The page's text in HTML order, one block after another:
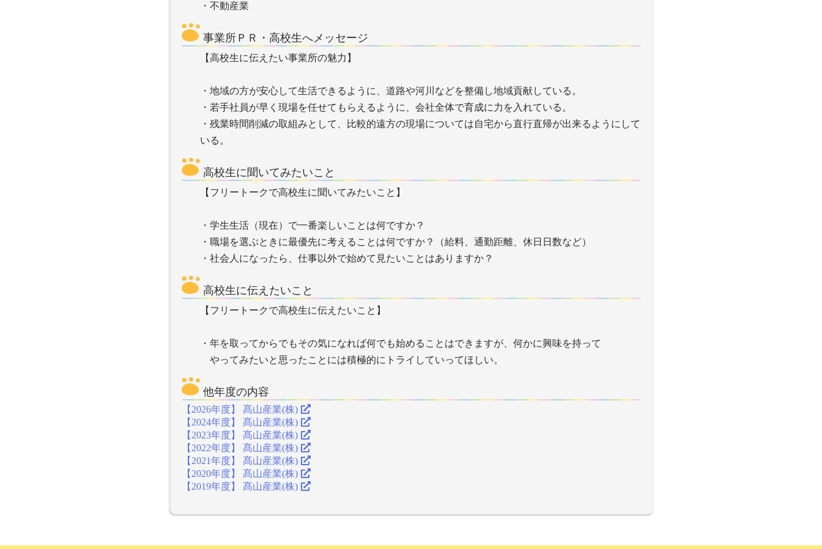
・不動産業
事業所ＰＲ・高校生へメッセージ
【高校生に伝えたい事業所の魅力】
・地域の方が安心して生活できるように、道路や河川などを整備し地域貢献している。
・若手社員が早く現場を任せてもらえるように、会社全体で育成に力を入れている。
・残業時間削減の取組みとして、比較的遠方の現場については自宅から直行直帰が出来るようにして
いる。
高校生に聞いてみたいこと
【フリートークで高校生に聞いてみたいこと】
・学生生活（現在）で一番楽しいことは何ですか？
・職場を選ぶときに最優先に考えることは何ですか？（給料、通勤距離、休日日数など）
高校生に伝えたいこと
【フリートークで高校生に伝えたいこと】
・年を取ってからでもその気になれば何でも始めることはできますが、何かに興味を持って
やってみたいと思ったことには積極的にトライしていってほしい。
他年度の内容
【2026年度】 髙山産業(株)
【2024年度】 髙山産業(株)
【2023年度】 髙山産業(株)
【2022年度】 髙山産業(株)
【2021年度】 髙山産業(株)
【2020年度】 髙山産業(株)
【2019年度】 髙山産業(株)